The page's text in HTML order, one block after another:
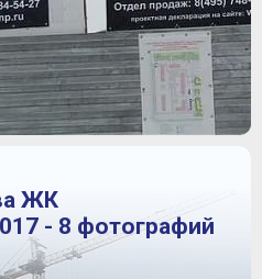
ЖК
- 8 фотографий